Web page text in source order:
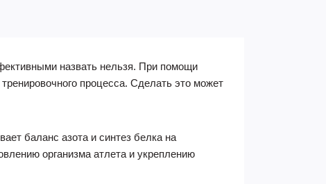
назвать нельзя. При помощи
процесса. Сделать это может
баланс азота и синтез белка на
организма атлета и укреплению